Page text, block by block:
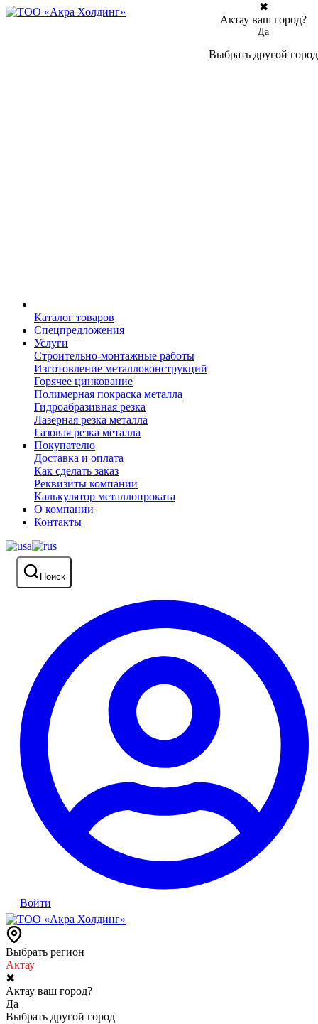
Каталог товаров
Спецпредложения
Услуги
Строительно-монтажные работы
Изготовление металлоконструкций
Горячее цинкование
Полимерная покраска металла
Гидроабразивная резка
Лазерная резка металла
Газовая резка металла
Покупателю
Доставка и оплата
Как сделать заказ
Реквизиты компании
Калькулятор металлопроката
О компании
Контакты
Поиск
Войти
Выбрать регион
Актау
✖
Актау ваш город?
Да
Выбрать другой город
✖
Актау ваш город?
Да
Выбрать другой город